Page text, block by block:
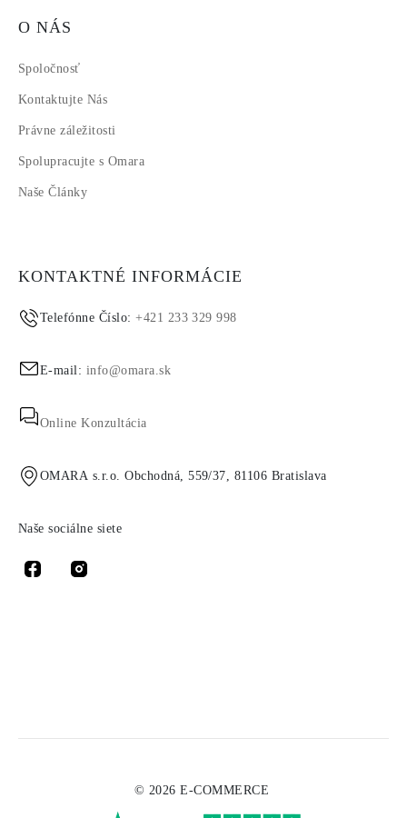
O NÁS
Spoločnosť
Kontaktujte Nás
Právne záležitosti
Spolupracujte s Omara
Naše Články
KONTAKTNÉ INFORMÁCIE
Telefónne Číslo:+421 233 329 998
E-mail: info@omara.sk
Online Konzultácia
OMARA s.r.o. Obchodná, 559/37, 81106 Bratislava
Naše sociálne siete
© 2026 E-COMMERCE